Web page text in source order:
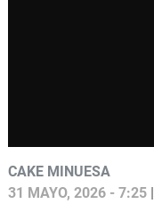
CAKE MINUESA
31 MAYO, 2026 - 7:25